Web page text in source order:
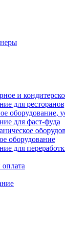
и
для
оборудование,
для фаст-фуда
оборудование
для